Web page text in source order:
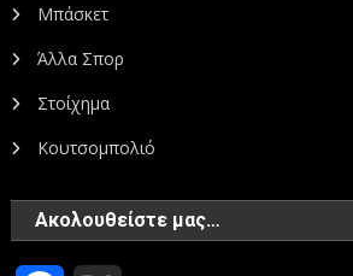
Μπάσκετ
Άλλα Σπορ
Στοίχημα
Κουτσομπολιό
Ακολουθείστε μας…